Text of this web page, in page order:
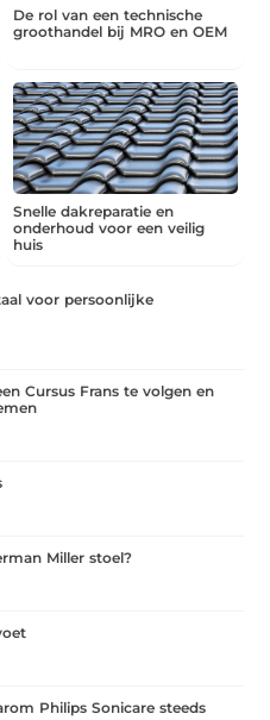
De rol van een technische
groothandel bij MRO en OEM
Snelle dakreparatie en
onderhoud voor een veilig
huis
voor persoonlijke
Cursus Frans te volgen en
Miller stoel?
Philips Sonicare steeds